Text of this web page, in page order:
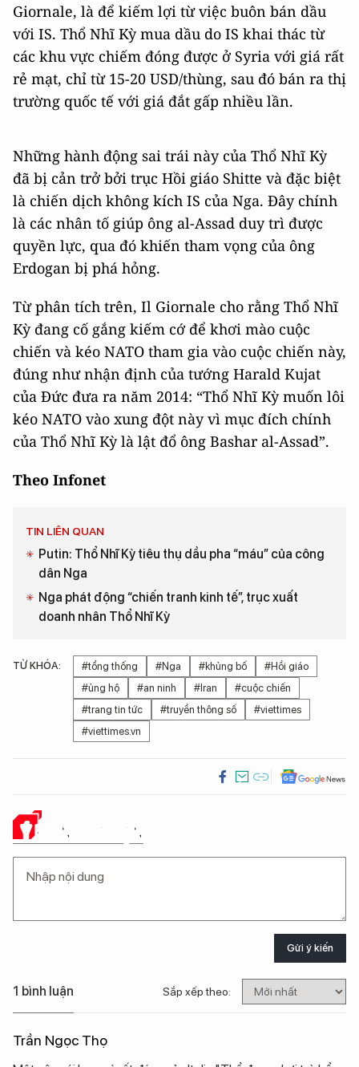
Giornale, là để kiếm lợi từ việc buôn bán dầu
với IS. Thổ Nhĩ Kỳ mua dầu do IS khai thác từ
các khu vực chiếm đóng được ở Syria với giá rất
rẻ mạt, chỉ từ 15-20 USD/thùng, sau đó bán ra thị
trường quốc tế với giá đắt gấp nhiều lần.
Những hành động sai trái này của Thổ Nhĩ Kỳ
đã bị cản trở bởi trục Hồi giáo Shitte và đặc biệt
là chiến dịch không kích IS của Nga. Đây chính
là các nhân tố giúp ông al-Assad duy trì được
quyền lực, qua đó khiến tham vọng của ông
Erdogan bị phá hỏng.
Từ phân tích trên, Il Giornale cho rằng Thổ Nhĩ
Kỳ đang cố gắng kiếm cớ để khơi mào cuộc
chiến và kéo NATO tham gia vào cuộc chiến này,
đúng như nhận định của tướng Harald Kujat
của Đức đưa ra năm 2014: “Thổ Nhĩ Kỳ muốn lôi
kéo NATO vào xung đột này vì mục đích chính
của Thổ Nhĩ Kỳ là lật đổ ông Bashar al-Assad”.
Theo Infonet
TIN LIÊN QUAN
Putin: Thổ Nhĩ Kỳ tiêu thụ dầu pha “máu” của công
dân Nga
Nga phát động “chiến tranh kinh tế”, trục xuất
doanh nhân Thổ Nhĩ Kỳ
TỪ KHÓA: #tổng thống #Nga #khủng bố
#Hồi giáo
#ủng hộ
#an ninh #Iran
#cuộc chiến
#trang tin tức
#truyền thông số
#viettimes
#viettimes.vn
Ý KIẾN CỦA BẠN
Gửi ý kiến
1 bình luận Sắp xếp theo:
Trần Ngọc Thọ